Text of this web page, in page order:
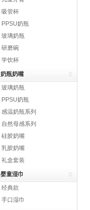
吸管杯
PPSU奶瓶
玻璃奶瓶
研磨碗
学饮杯
奶瓶奶嘴
玻璃奶瓶
PPSU奶瓶
感温奶瓶系列
自然母感系列
硅胶奶嘴
乳胶奶嘴
礼盒套装
婴童湿巾
经典款
手口湿巾